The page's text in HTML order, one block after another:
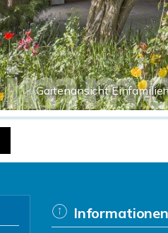
Gartenansicht
Informationen